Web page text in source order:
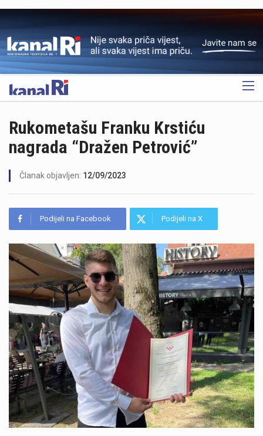
OGLAS
Rukometašu Franku Krstiću
nagrada “Dražen Petrović”
Članak objavljen: 12/09/2023
Podijeli na Facebook Podijeli na X